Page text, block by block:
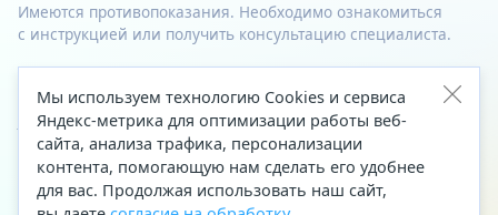
Имеются противопоказания. Необходимо ознакомиться
с инструкцией или получить консультацию специалиста.
© 2023—2026 Все права защищены.
Адрес
Архангельск, ул. Папанина, д. 19 (вход в здание со стороны
автоцентра «Тойота»)
Мы используем технологию Cookies и сервиса
Яндекс-метрика для оптимизации работы веб-
сайта, анализа трафика, персонализации
контента, помогающую нам сделать его удобнее
для вас. Продолжая использовать наш сайт,